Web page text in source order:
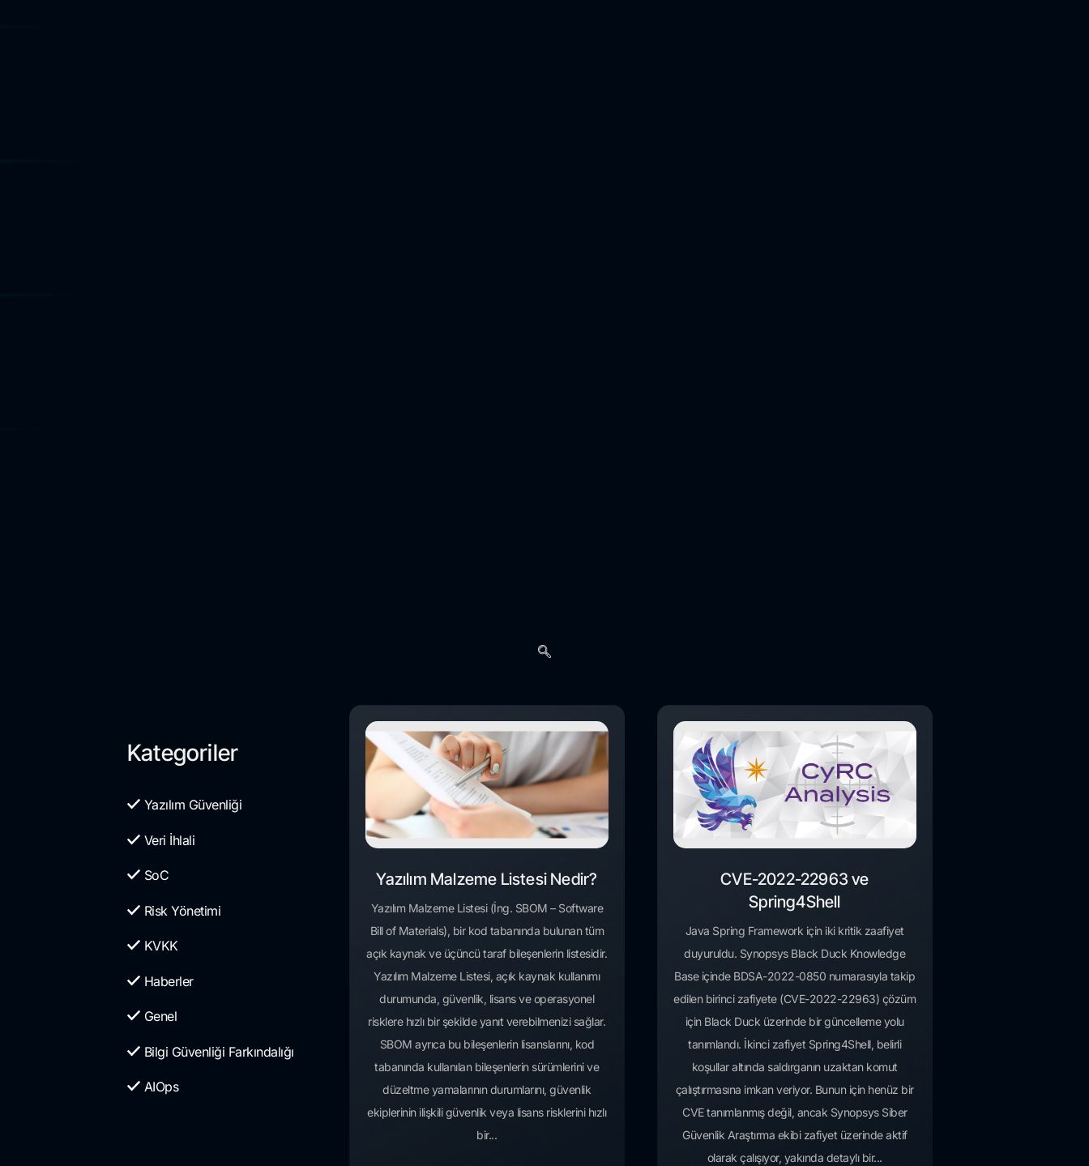
Kategoriler
Yazılım Güvenliği
Veri İhlali
SoC
Risk Yönetimi
KVKK
Haberler
Genel
Bilgi Güvenliği Farkındalığı
AIOps
Yazılım Malzeme Listesi Nedir?
Yazılım Malzeme Listesi (İng. SBOM – Software
Bill of Materials), bir kod tabanında bulunan tüm
açık kaynak ve üçüncü taraf bileşenlerin listesidir.
Yazılım Malzeme Listesi, açık kaynak kullanımı
durumunda, güvenlik, lisans ve operasyonel
risklere hızlı bir şekilde yanıt verebilmenizi sağlar.
SBOM ayrıca bu bileşenlerin lisanslarını, kod
tabanında kullanılan bileşenlerin sürümlerini ve
düzeltme yamalarının durumlarını, güvenlik
ekiplerinin ilişkili güvenlik veya lisans risklerini hızlı
bir...
CVE-2022-22963 ve
Spring4Shell
Java Spring Framework için iki kritik zaafiyet
duyuruldu. Synopsys Black Duck Knowledge
Base içinde BDSA-2022-0850 numarasıyla takip
edilen birinci zafiyete (CVE-2022-22963) çözüm
için Black Duck üzerinde bir güncelleme yolu
tanımlandı. İkinci zafiyet Spring4Shell, belirli
koşullar altında saldırganın uzaktan komut
çalıştırmasına imkan veriyor. Bunun için henüz bir
CVE tanımlanmış değil, ancak Synopsys Siber
Güvenlik Araştırma ekibi zafiyet üzerinde aktif
olarak çalışıyor, yakında detaylı bir...